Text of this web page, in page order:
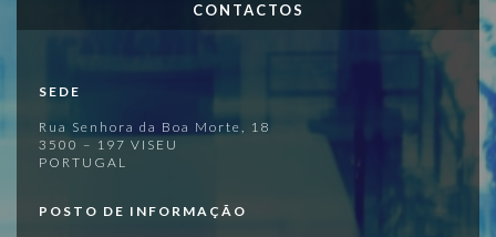
CONTACTOS
SEDE
Rua Senhora da Boa Morte, 18
3500 – 197 VISEU
PORTUGAL
POSTO DE INFORMAÇÃO